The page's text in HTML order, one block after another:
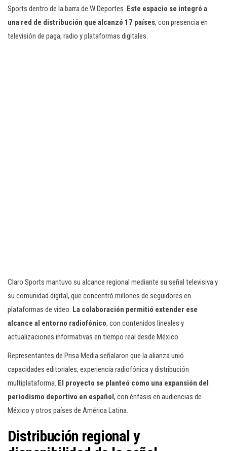
Sports dentro de la barra de W Deportes. Este espacio se integró a
una red de distribución que alcanzó 17 países, con presencia en
televisión de paga, radio y plataformas digitales.
Claro Sports mantuvo su alcance regional mediante su señal televisiva y
su comunidad digital, que concentró millones de seguidores en
plataformas de video. La colaboración permitió extender ese
alcance al entorno radiofónico, con contenidos lineales y
actualizaciones informativas en tiempo real desde México.
Representantes de Prisa Media señalaron que la alianza unió
capacidades editoriales, experiencia radiofónica y distribución
multiplataforma. El proyecto se planteó como una expansión del
periodismo deportivo en español, con énfasis en audiencias de
México y otros países de América Latina.
Distribución regional y